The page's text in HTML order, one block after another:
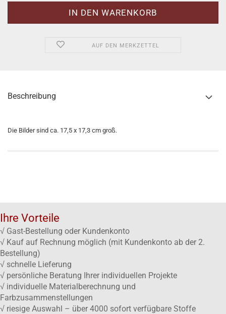
AUF DEN MERKZETTEL
Beschreibung
Die Bilder sind ca. 17,5 x 17,3 cm groß.
Ihre Vorteile
√ Gast-Bestellung oder Kundenkonto
√ Kauf auf Rechnung möglich (mit Kundenkonto ab der 2.
Bestellung)
√ schnelle Lieferung
√ persönliche Beratung Ihrer individuellen Projekte
√ individuelle Materialberechnung und
Farbzusammenstellungen
√ riesige Auswahl – über 4000 sofort verfügbare Stoffe